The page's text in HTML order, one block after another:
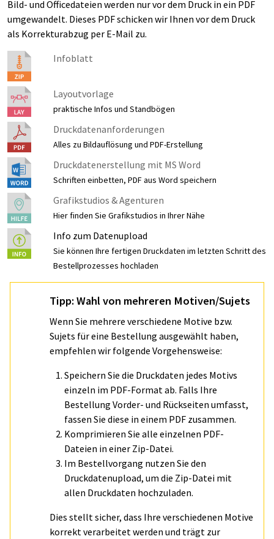
Bild- und Officedateien werden nur vor dem Druck in ein PDF
umgewandelt. Dieses PDF schicken wir Ihnen vor dem Druck
als Korrekturabzug per E-Mail zu.
Infoblatt
Layoutvorlage
praktische Infos und Standbögen
Druckdatenanforderungen
Alles zu Bildauflösung und PDF-Erstellung
Druckdatenerstellung mit MS Word
Schriften einbetten, PDF aus Word speichern
Grafikstudios & Agenturen
Hier finden Sie Grafikstudios in Ihrer Nähe
Info zum Datenupload
Sie können Ihre fertigen Druckdaten im letzten Schritt des
Bestellprozesses hochladen
Tipp: Wahl von mehreren Motiven/Sujets
Wenn Sie mehrere verschiedene Motive bzw.
Sujets für eine Bestellung ausgewählt haben,
empfehlen wir folgende Vorgehensweise:
Speichern Sie die Druckdaten jedes Motivs
einzeln im PDF-Format ab. Falls Ihre
Bestellung Vorder- und Rückseiten umfasst,
fassen Sie diese in einem PDF zusammen.
Komprimieren Sie alle einzelnen PDF-
Dateien in einer Zip-Datei.
Im Bestellvorgang nutzen Sie den
Druckdatenupload, um die Zip-Datei mit
allen Druckdaten hochzuladen.
Dies stellt sicher, dass Ihre verschiedenen Motive
korrekt verarbeitet werden und trägt zur